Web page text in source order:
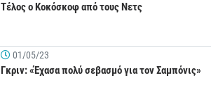
Τέλος ο Κοκόσκοφ από τους Νετς
01/05/23
Γκριν: «Έχασα πολύ σεβασμό για τον Σαμπόνις»